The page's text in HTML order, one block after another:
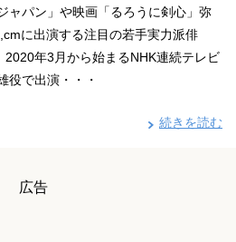
ャパン」や映画「るろうに剣心」弥
に出演する注目の若手実力派俳
年3月から始まるNHK連続テレビ
役で出演・・・
続きを読む
広告